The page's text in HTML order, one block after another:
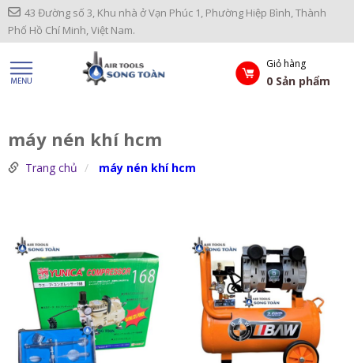
43 Đường số 3, Khu nhà ở Vạn Phúc 1, Phường Hiệp Bình, Thành
Phố Hồ Chí Minh, Việt Nam.
Giỏ hàng
0 Sản phẩm
máy nén khí hcm
Trang chủ máy nén khí hcm